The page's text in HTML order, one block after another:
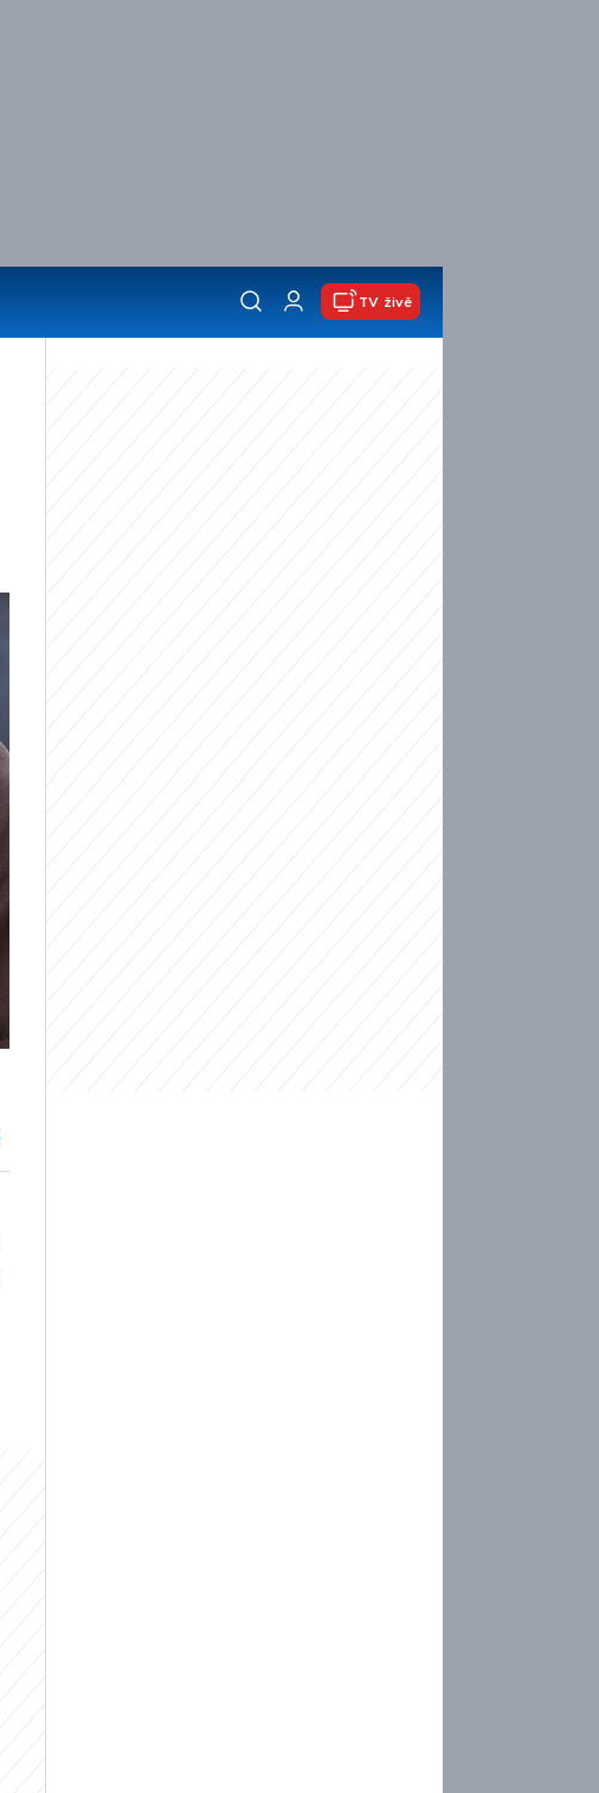
TV živě